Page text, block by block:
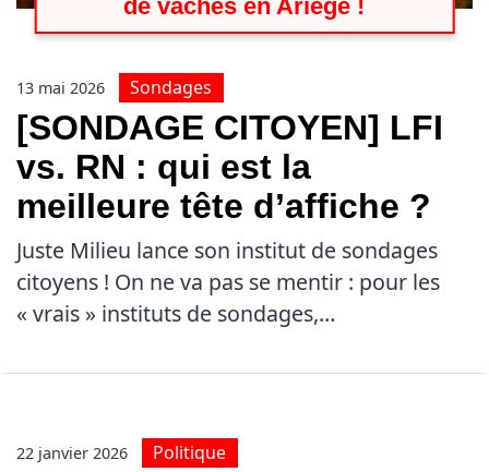
de vaches en Ariège !
13 mai 2026 Sondages
[SONDAGE CITOYEN] LFI
vs. RN : qui est la
meilleure tête d’affiche ?
Juste Milieu lance son institut de sondages
citoyens ! On ne va pas se mentir : pour les
« vrais » instituts de sondages,…
22 janvier 2026 Politique